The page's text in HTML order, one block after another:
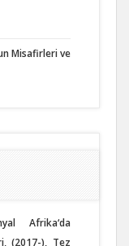
Misafirleri ve
Afrika‘da
(2017-), Tez